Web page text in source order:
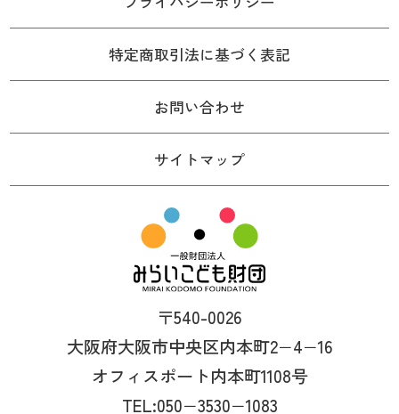
特定商取引法に基づく表記
お問い合わせ
サイトマップ
〒540-0026
大阪府大阪市中央区内本町2−4−16
オフィスポート内本町1108号
TEL:050−3530−1083